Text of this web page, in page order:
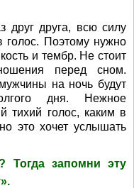
друг друга, всю силу
голос. Поэтому нужно
и тембр. Не стоит
перед сном.
на ночь будут
дня. Нежное
тихий голос, каким в
это хочет услышать
Тогда запомни эту